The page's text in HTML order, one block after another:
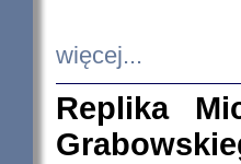
więcej...
Replika